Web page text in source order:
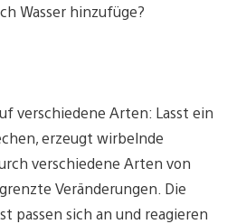
Wasser hinzufüge?
verschiedene Arten: Lasst ein
erzeugt wirbelnde
verschiedene Arten von
Veränderungen. Die
passen sich an und reagieren